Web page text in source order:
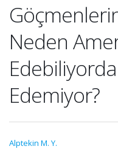
Neden
Edemiyor?
Alptekin M. Y.